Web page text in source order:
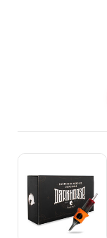
Количество